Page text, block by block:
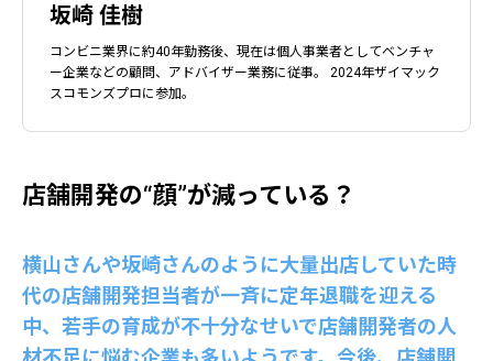
坂崎 佳樹
コンビニ業界に約40年勤務後、現在は個人事業者としてベンチャ
ー企業などの顧問、アドバイザー業務に従事。 2024年ザイマック
スコモンズプロに参加。
店舗開発の“顔”が減っている？
横山さんや坂崎さんのように大量出店していた時
代の店舗開発担当者が一斉に定年退職を迎える
中、若手の育成が不十分なせいで店舗開発者の人